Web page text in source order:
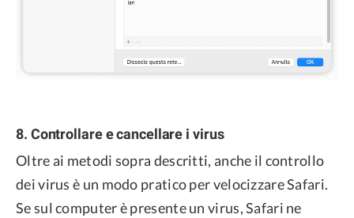
8. Controllare e cancellare i virus
Oltre ai metodi sopra descritti, anche il controllo
dei virus è un modo pratico per velocizzare Safari.
Se sul computer è presente un virus, Safari ne